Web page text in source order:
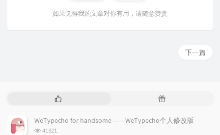
如果觉得我的文章对你有用，请随意赞赏
下一篇
文
随
文
章
WeTypecho for handsome —— WeTypecho个人修改版
浏
41321